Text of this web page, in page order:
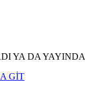
YA DA
GİT